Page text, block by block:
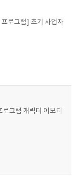
로그램] 초기 사업자
그램 캐릭터 이모티